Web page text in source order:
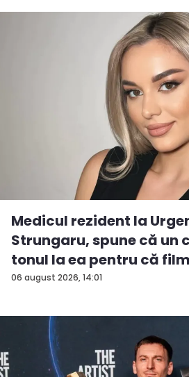
06 august 2026, 14:01
Medicul rezident la
Strungaru, spune că un
tonul la ea pentru că
a...